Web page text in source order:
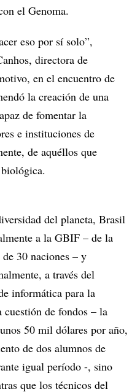
el Genoma.
eso por sí solo”,
directora de
en el encuentro de
la creación de una
de fomentar la
e instituciones de
de aquéllos que
del planeta, Brasil
a la GBIF – de la
30 naciones – y
a través del
informática para la
de fondos – la
50 mil dólares por año,
de dos alumnos de
igual período -, sino
que los técnicos del